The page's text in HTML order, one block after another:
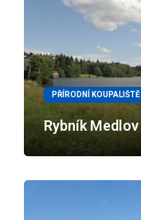
PŘÍRODNÍ KOUPALIŠTĚ
Rybník Medlov